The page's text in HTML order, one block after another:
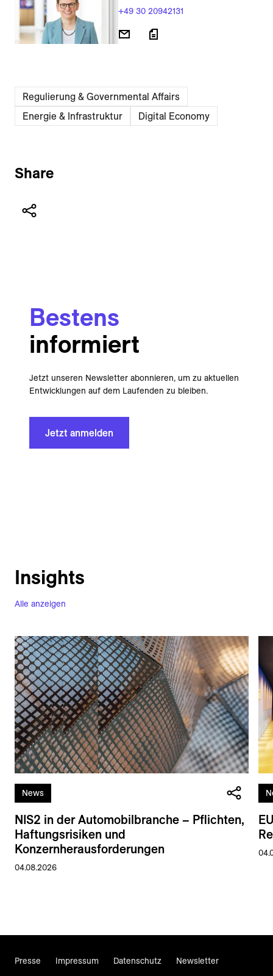
+49 30 20942131
Regulierung & Governmental Affairs
Energie & Infrastruktur
Digital Economy
Share
Bestens
informiert
Jetzt unseren Newsletter abonnieren, um zu aktuellen
Entwicklungen auf dem Laufenden zu bleiben.
Jetzt anmelden
Alle anzeigen
Insights
News
NIS2 in der Automobilbranche – Pflichten,
Haftungsrisiken und
Konzernherausforderungen
04.08.2026
Presse Impressum Datenschutz Newsletter